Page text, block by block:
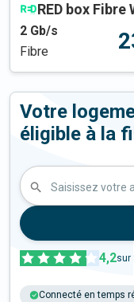
RED box Fibre
2 Gb/s
Fibre
Votre
éligible à la
Saisissez votre
4,2sur
Connecté en temps